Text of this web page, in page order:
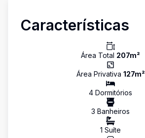
Características
Área Total 207m²
Área Privativa 127m²
4 Dormitórios
3 Banheiros
1 Suíte